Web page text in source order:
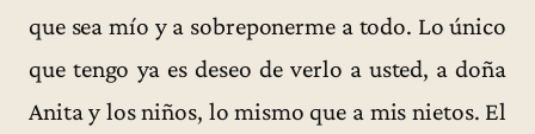
que sea mío y a sobreponerme a todo. Lo único
que tengo ya es deseo de verlo a usted, a doña
Anita y los niños, lo mismo que a mis nietos. El